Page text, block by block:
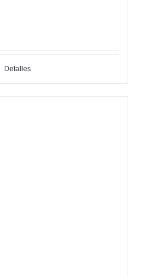
Detalles